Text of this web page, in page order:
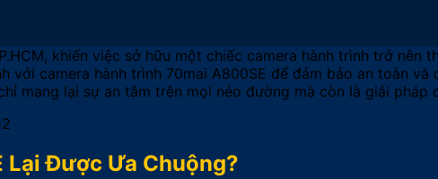
khiến việc sở hữu một chiếc camera hành trình trở nên
với camera hành trình 70mai A800SE để đảm bảo an toàn
mang lại sự an tâm trên mọi nẻo đường mà còn là giải pháp
Lại Được Ưa Chuộng?